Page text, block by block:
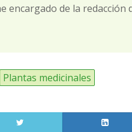
encargado de la redacción
Plantas medicinales